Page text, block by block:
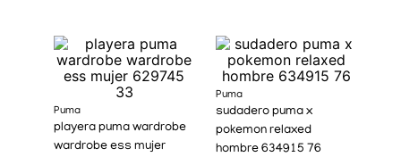
Puma
playera puma wardrobe
wardrobe ess mujer
Puma
sudadero puma x
pokemon relaxed
hombre 634915 76